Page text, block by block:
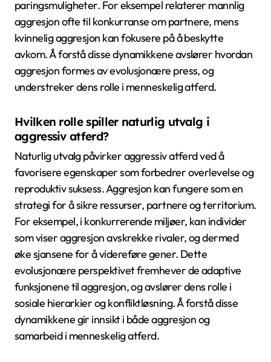
paringsmuligheter. For eksempel relaterer mannlig
aggresjon ofte til konkurranse om partnere, mens
kvinnelig aggresjon kan fokusere på å beskytte
avkom. Å forstå disse dynamikkene avslører hvordan
aggresjon formes av evolusjonære press, og
understreker dens rolle i menneskelig atferd.
Hvilken rolle spiller naturlig utvalg i
aggressiv atferd?
Naturlig utvalg påvirker aggressiv atferd ved å
favorisere egenskaper som forbedrer overlevelse og
reproduktiv suksess. Aggresjon kan fungere som en
strategi for å sikre ressurser, partnere og territorium.
For eksempel, i konkurrerende miljøer, kan individer
som viser aggresjon avskrekke rivaler, og dermed
øke sjansene for å videreføre gener. Dette
evolusjonære perspektivet fremhever de adaptive
funksjonene til aggresjon, og avslører dens rolle i
sosiale hierarkier og konfliktløsning. Å forstå disse
dynamikkene gir innsikt i både aggresjon og
samarbeid i menneskelig atferd.